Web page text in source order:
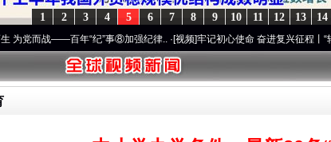
14
13
12
11
10
9
8
7
6
5
4
3
2
1
——百年“纪”事⑧加强纪律..·[视频]牢记初心使命 奋进复兴征程丨“转折之城”